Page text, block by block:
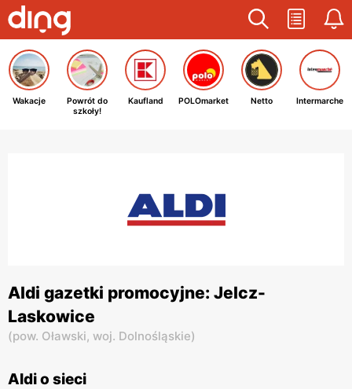
Wakacje
Powrót do
szkoły!
Kaufland POLOmarket Netto Intermarche
Aldi gazetki promocyjne: Jelcz-
Laskowice
(pow. Oławski, woj. Dolnośląskie)
Aldi o sieci